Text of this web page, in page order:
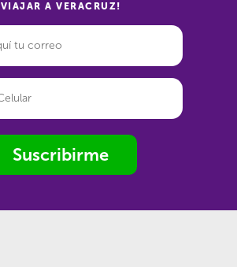
VIAJAR A VERACRUZ!
Suscribirme